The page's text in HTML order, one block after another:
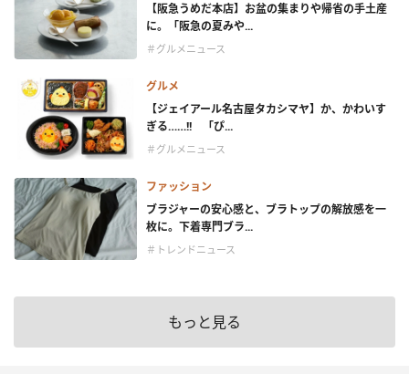
【阪急うめだ本店】お盆の集まりや帰省の手土産
に。「阪急の夏みや...
＃グルメニュース
グルメ
【ジェイアール名古屋タカシマヤ】か、かわいす
ぎる……!! 「ぴ...
＃グルメニュース
ファッション
ブラジャーの安心感と、ブラトップの解放感を一
枚に。下着専門ブラ...
＃トレンドニュース
もっと見る